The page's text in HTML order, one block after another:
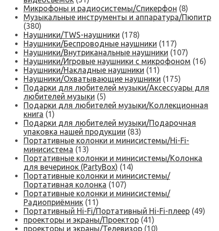
Микрофоны и радиосистемы/Спикерфон (8)
Музыкальные инструменты и аппаратура/Пюпитр
(380)
Наушники/TWS-наушники (178)
Наушники/Беспроводные наушники (117)
Наушники/Внутриканальные наушники (107)
Наушники/Игровые наушники с микрофоном (16)
Наушники/Накладные наушники (11)
Наушники/Охватывающие наушники (175)
Подарки для любителей музыки/Аксессуары для
любителей музыки (5)
Подарки для любителей музыки/Коллекционная
книга (1)
Подарки для любителей музыки/Подарочная
упаковка нашей продукции (83)
Портативные колонки и минисистемы/Hi-Fi-
минисистема (13)
Портативные колонки и минисистемы/Колонка
для вечеринок (PartyBox) (14)
Портативные колонки и минисистемы/
Портативная колонка (107)
Портативные колонки и минисистемы/
Радиоприёмник (11)
Портативный Hi-Fi/Портативный Hi-Fi-плеер (49)
проекторы и экраны/Проектор (41)
проекторы и экраны/Телевизор (10)